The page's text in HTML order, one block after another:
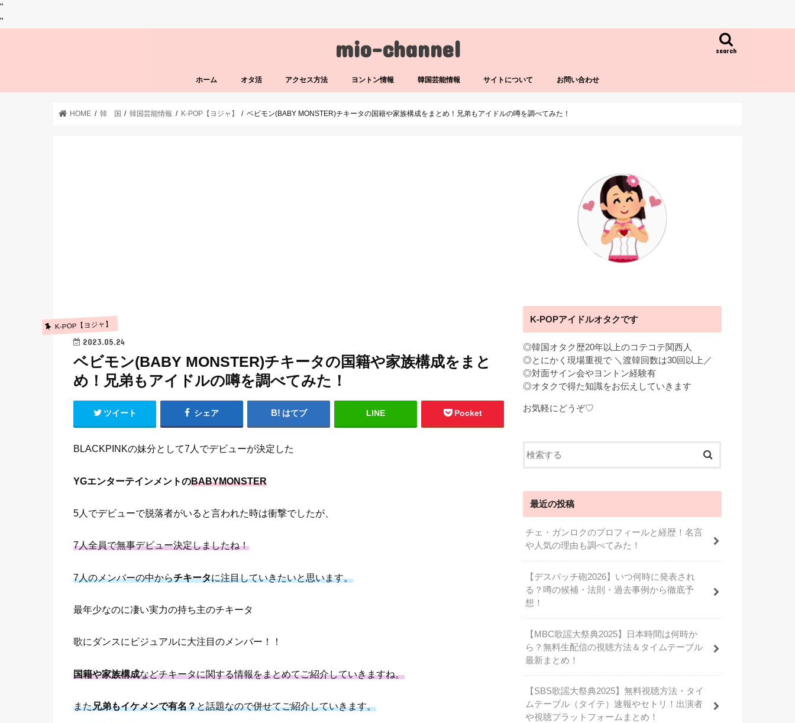
"
"
mio-channel search
ホーム オタ活 アクセス方法 ヨントン情報 韓国芸能情報 サイトについて お問い合わせ
HOME 韓 国 韓国芸能情報 K-POP【ヨジャ】 ベビモン(BABY MONSTER)チキータの国籍や家族構成をまとめ！兄弟もアイドルの噂を調べてみた！
K-POP【ヨジャ】
2023.05.24
ベビモン(BABY MONSTER)チキータの国籍や家族構成をまと
め！兄弟もアイドルの噂を調べてみた！
ツイート シェア はてブ LINE Pocket
BLACKPINKの妹分として7人でデビューが決定した
YGエンターテインメントのBABYMONSTER
5人でデビューで脱落者がいると言われた時は衝撃でしたが、
7人全員で無事デビュー決定しましたね！
7人のメンバーの中からチキータに注目していきたいと思います。
最年少なのに凄い実力の持ち主のチキータ
歌にダンスにビジュアルに大注目のメンバー！！
国籍や家族構成などチキータに関する情報をまとめてご紹介していきますね。
また兄弟もイケメンで有名？と話題なので併せてご紹介していきます。
K-POPアイドルオタクです
◎韓国オタク歴20年以上のコテコテ関西人
◎とにかく現場重視で ＼渡韓回数は30回以上／
◎対面サイン会やヨントン経験有
◎オタクで得た知識をお伝えしていきます
お気軽にどうぞ♡
最近の投稿
チェ・ガンロクのプロフィールと経歴！名言
や人気の理由も調べてみた！
【デスパッチ砲2026】いつ何時に発表され
る？噂の候補・法則・過去事例から徹底予
想！
【MBC歌謡大祭典2025】日本時間は何時か
ら？無料生配信の視聴方法＆タイムテーブル
最新まとめ！
【SBS歌謡大祭典2025】無料視聴方法・タイ
ムテーブル（タイテ）速報やセトリ！出演者
や視聴プラットフォームまとめ！